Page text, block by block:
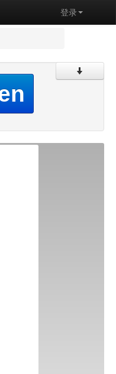
登录